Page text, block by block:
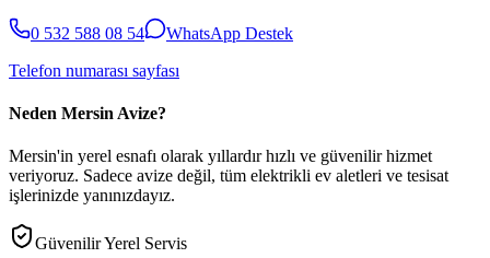
0 532 588 08 54
WhatsApp Destek
Telefon numarası sayfası
Neden Mersin Avize?
Mersin'in yerel esnafı olarak yıllardır hızlı ve güvenilir hizmet
veriyoruz. Sadece avize değil, tüm elektrikli ev aletleri ve tesisat
işlerinizde yanınızdayız.
Güvenilir Yerel Servis